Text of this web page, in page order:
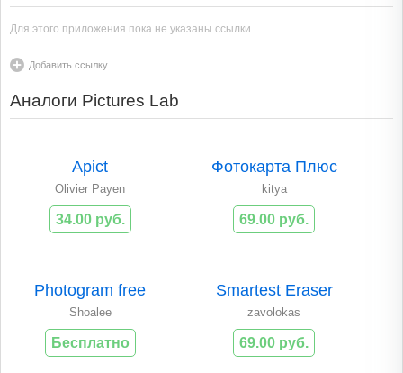
Для этого приложения пока не указаны ссылки
Добавить ссылку
Аналоги Pictures Lab
Apict
Olivier Payen
34.00 руб.
Фотокарта Плюс
kitya
69.00 руб.
Photogram free
Shoalee
Бесплатно
Smartest Eraser
zavolokas
69.00 руб.